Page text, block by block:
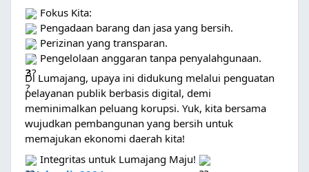
Fokus Kita:
Pengadaan barang dan jasa yang bersih.
Perizinan yang transparan.
Pengelolaan anggaran tanpa penyalahgunaan.
Di Lumajang, upaya ini didukung melalui penguatan
pelayanan publik berbasis digital, demi
meminimalkan peluang korupsi. Yuk, kita bersama
wujudkan pembangunan yang bersih untuk
memajukan ekonomi daerah kita!
Integritas untuk Lumajang Maju!